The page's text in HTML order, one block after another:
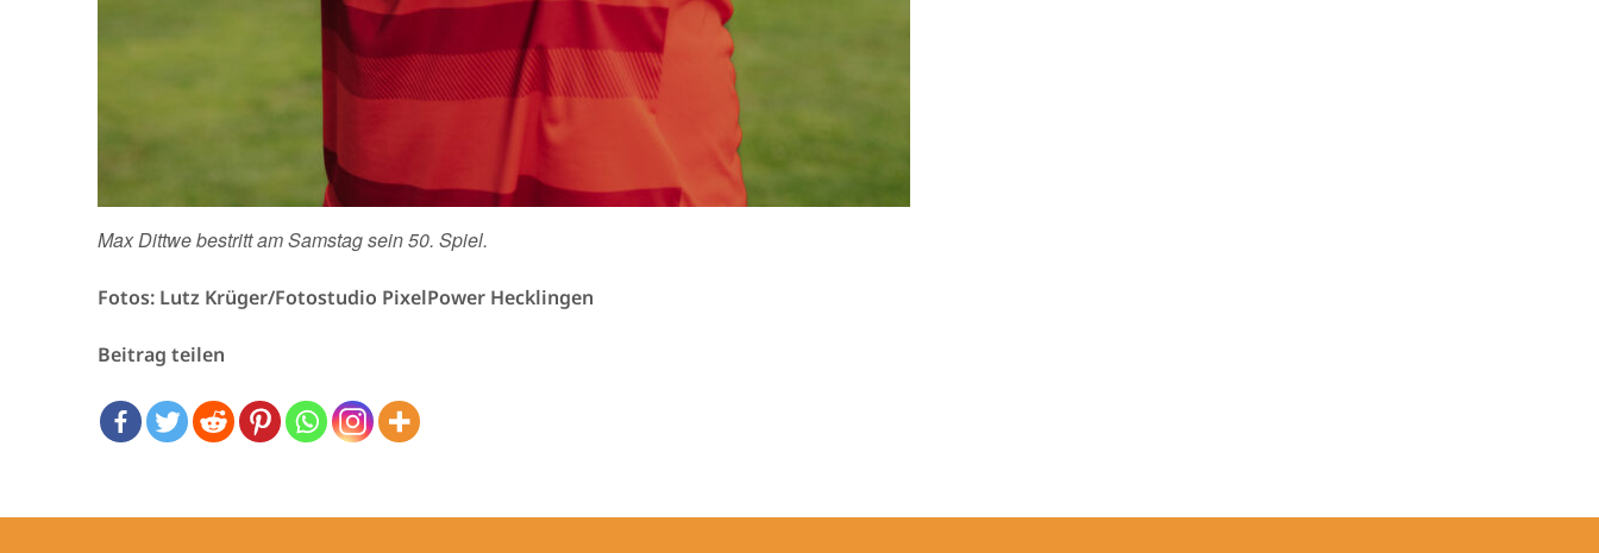
Max Dittwe bestritt am Samstag sein 50. Spiel.
Fotos: Lutz Krüger/Fotostudio PixelPower Hecklingen
Beitrag teilen